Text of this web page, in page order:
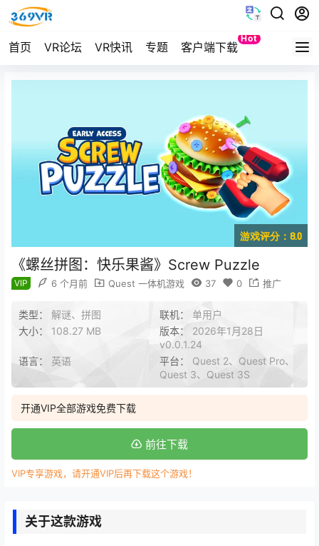
首页 VR论坛 VR快讯 专题 客户端下载
Hot
Quest
游戏评分：8.0
《螺丝拼图：快乐果酱》Screw Puzzle
VIP 6 个月前 Quest 一体机游戏 37 0 推广
类型： 解谜、拼图 联机： 单用户
大小： 108.27 MB 版本： 2026年1月28日
v0.0.1.24
语言： 英语 平台： Quest 2、Quest Pro、
Quest 3、Quest 3S
开通VIP全部游戏免费下载
前往下载
VIP专享游戏，请开通VIP后再下载这个游戏！
关于这款游戏